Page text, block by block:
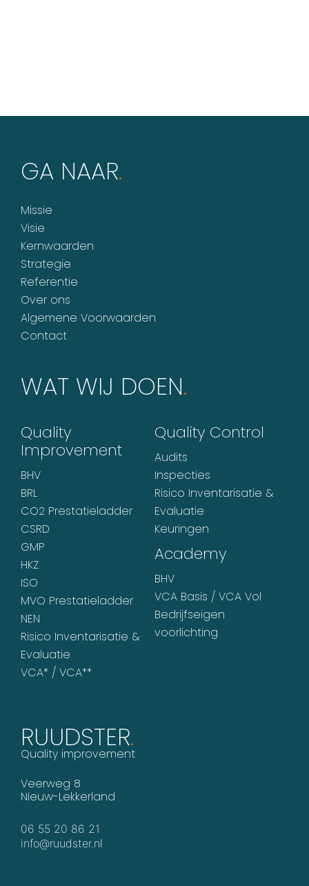
GA NAAR.
Missie
Visie
Kernwaarden
Strategie
Referentie
Over ons
Algemene Voorwaarden
Contact
WAT WIJ DOEN.
Quality
Improvement
BHV
BRL
CO2 Prestatieladder
CSRD
GMP
HKZ
ISO
MVO Prestatieladder
NEN
Risico Inventarisatie &
Evaluatie
VCA* / VCA**
Quality Control
Audits
Inspecties
Risico Inventarisatie &
Evaluatie
Keuringen
Academy
BHV
VCA Basis / VCA Vol
Bedrijfseigen
voorlichting
RUUDSTER.
Quality improvement
Veerweg 8
Nieuw-Lekkerland
06 55 20 86 21
info@ruudster.nl